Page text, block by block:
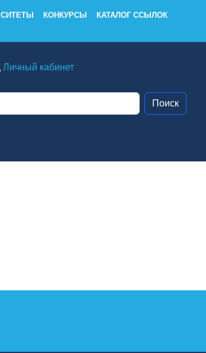
КОНКУРСЫ КАТАЛОГ ССЫЛОК
Личный кабинет